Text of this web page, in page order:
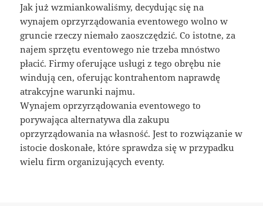
Jak już wzmiankowaliśmy, decydując się na
wynajem oprzyrządowania eventowego wolno w
gruncie rzeczy niemało zaoszczędzić. Co istotne, za
najem sprzętu eventowego nie trzeba mnóstwo
płacić. Firmy oferujące usługi z tego obrębu nie
windują cen, oferując kontrahentom naprawdę
atrakcyjne warunki najmu.
Wynajem oprzyrządowania eventowego to
porywająca alternatywa dla zakupu
oprzyrządowania na własność. Jest to rozwiązanie w
istocie doskonałe, które sprawdza się w przypadku
wielu firm organizujących eventy.